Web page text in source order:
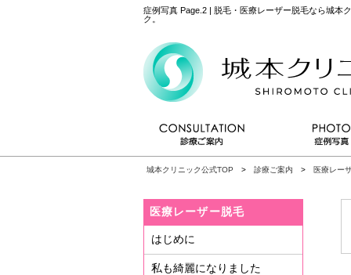
症例写真 Page.2 | 脱毛・医療レーザー脱毛なら城本
ク。
城本クリニック公式TOP > 診療ご案内 > 医療レー
医療レーザー脱毛
はじめに
私も綺麗になりました